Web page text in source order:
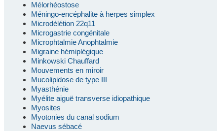
Mélorhéostose
Méningo-encéphalite à herpes simplex
Microdélétion 22q11
Microgastrie congénitale
Microphtalmie Anophtalmie
Migraine hémiplégique
Minkowski Chauffard
Mouvements en miroir
Mucolipidose de type III
Myasthénie
Myélite aiguë transverse idiopathique
Myosites
Myotonies du canal sodium
Naevus sébacé